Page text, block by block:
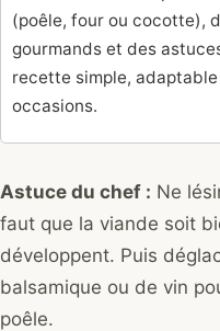
(poêle, four ou cocotte),
gourmands et des
recette simple,
occasions.
Astuce du chef : Ne
faut que la viande soit
développent. Puis
balsamique ou de vin
poêle.